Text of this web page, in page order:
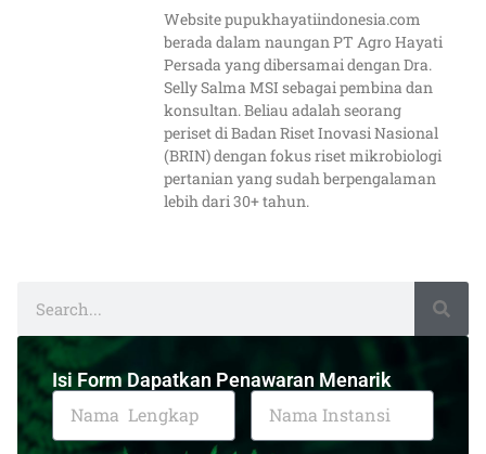
Website pupukhayatiindonesia.com
berada dalam naungan PT Agro Hayati
Persada yang dibersamai dengan Dra.
Selly Salma MSI sebagai pembina dan
konsultan. Beliau adalah seorang
periset di Badan Riset Inovasi Nasional
(BRIN) dengan fokus riset mikrobiologi
pertanian yang sudah berpengalaman
lebih dari 30+ tahun.
Isi Form Dapatkan Penawaran Menarik